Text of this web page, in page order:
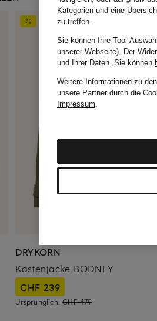
DRYKORN
Kastenjacke BODNEY
CHF 239
Ursprünglich:CHF 479
Kategorien und eine
zu treffen.
Sie können Ihre Tool-
unserer Webseite). Der
und Ihrer Daten. Sie können
Weitere Informationen zu
unsere Partner durch die
Impressum.